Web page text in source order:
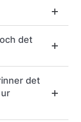
det
det